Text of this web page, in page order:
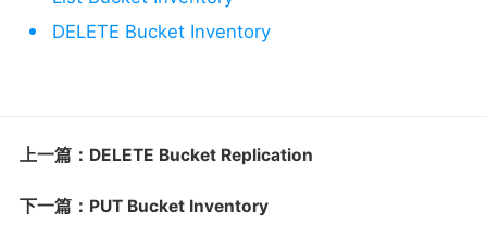
DELETE Bucket Inventory
上一篇：DELETE Bucket Replication
下一篇：PUT Bucket Inventory